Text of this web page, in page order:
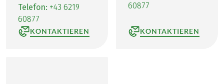
Telefon: +43 6219
60877
KONTAKTIEREN
60877
KONTAKTIEREN